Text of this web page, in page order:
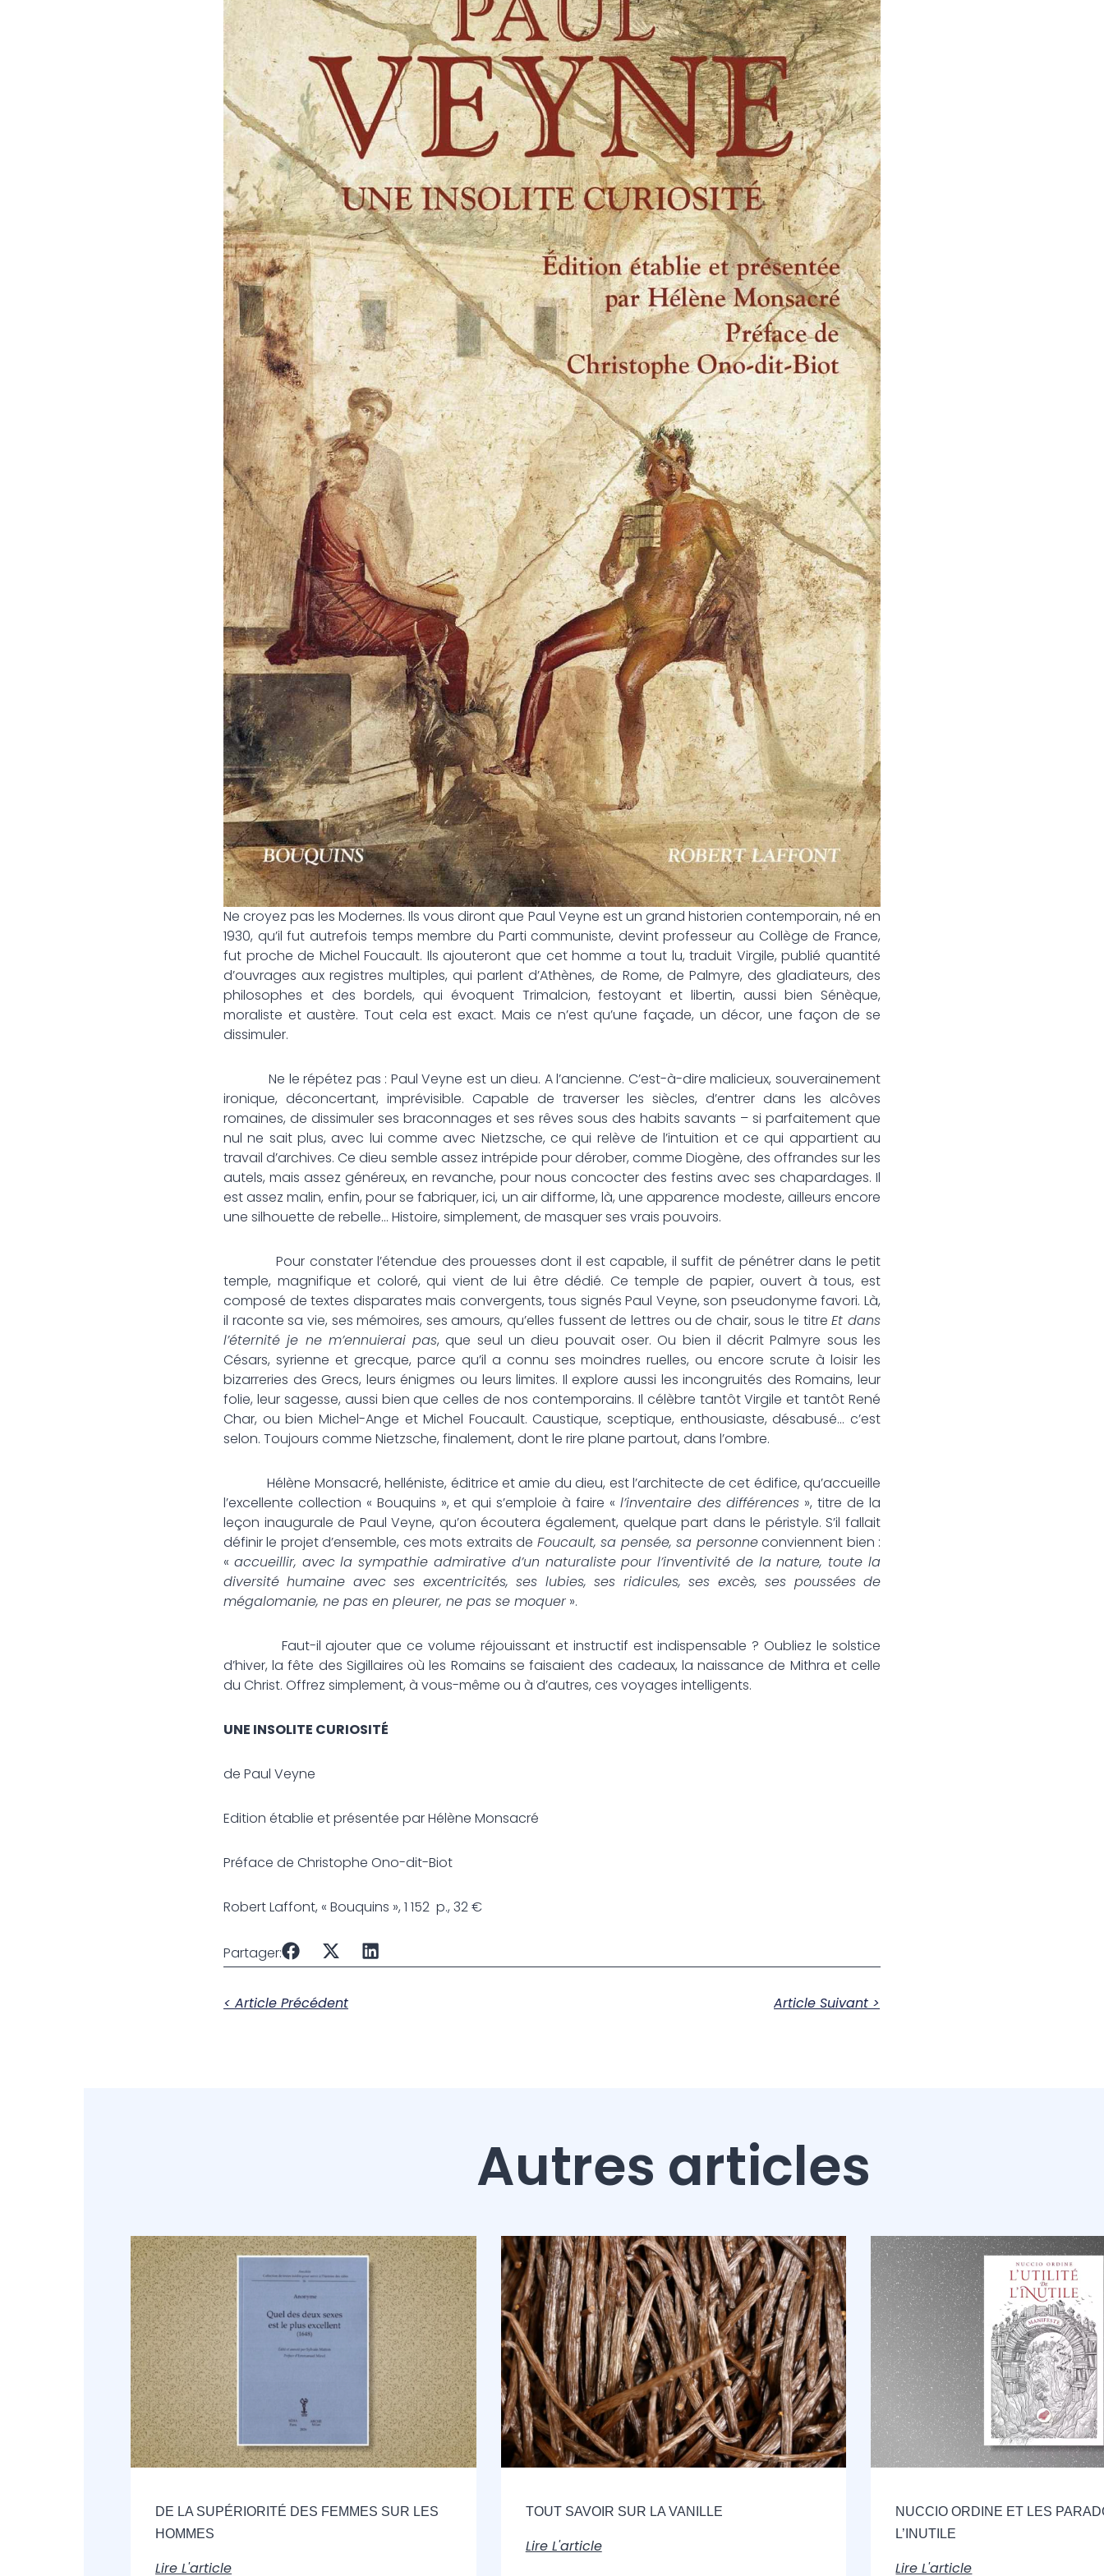
Ne croyez pas les Modernes. Ils vous diront que Paul Veyne est un grand historien contemporain, né en
1930, qu’il fut autrefois temps membre du Parti communiste, devint professeur au Collège de France,
fut proche de Michel Foucault. Ils ajouteront que cet homme a tout lu, traduit Virgile, publié quantité
d’ouvrages aux registres multiples, qui parlent d’Athènes, de Rome, de Palmyre, des gladiateurs, des
philosophes et des bordels, qui évoquent Trimalcion, festoyant et libertin, aussi bien Sénèque,
moraliste et austère. Tout cela est exact. Mais ce n’est qu’une façade, un décor, une façon de se
dissimuler.
Ne le répétez pas : Paul Veyne est un dieu. A l’ancienne. C’est-à-dire malicieux, souverainement
ironique, déconcertant, imprévisible. Capable de traverser les siècles, d’entrer dans les alcôves
romaines, de dissimuler ses braconnages et ses rêves sous des habits savants – si parfaitement que
nul ne sait plus, avec lui comme avec Nietzsche, ce qui relève de l’intuition et ce qui appartient au
travail d’archives. Ce dieu semble assez intrépide pour dérober, comme Diogène, des offrandes sur les
autels, mais assez généreux, en revanche, pour nous concocter des festins avec ses chapardages. Il
est assez malin, enfin, pour se fabriquer, ici, un air difforme, là, une apparence modeste, ailleurs encore
une silhouette de rebelle… Histoire, simplement, de masquer ses vrais pouvoirs.
Pour constater l’étendue des prouesses dont il est capable, il suffit de pénétrer dans le petit
temple, magnifique et coloré, qui vient de lui être dédié. Ce temple de papier, ouvert à tous, est
composé de textes disparates mais convergents, tous signés Paul Veyne, son pseudonyme favori. Là,
il raconte sa vie, ses mémoires, ses amours, qu’elles fussent de lettres ou de chair, sous le titreEt dans
l’éternité je ne m’ennuierai pas, que seul un dieu pouvait oser. Ou bien il décrit Palmyre sous les
Césars, syrienne et grecque, parce qu’il a connu ses moindres ruelles, ou encore scrute à loisir les
bizarreries des Grecs, leurs énigmes ou leurs limites. Il explore aussi les incongruités des Romains, leur
folie, leur sagesse, aussi bien que celles de nos contemporains. Il célèbre tantôt Virgile et tantôt René
Char, ou bien Michel-Ange et Michel Foucault. Caustique, sceptique, enthousiaste, désabusé… c’est
selon. Toujours comme Nietzsche, finalement, dont le rire plane partout, dans l’ombre.
Hélène Monsacré, helléniste, éditrice et amie du dieu, est l’architecte de cet édifice, qu’accueille
l’excellente collection « Bouquins », et qui s’emploie à faire « l’inventaire des différences », titre de la
leçon inaugurale de Paul Veyne, qu’on écoutera également, quelque part dans le péristyle. S’il fallait
définir le projet d’ensemble, ces mots extraits de Foucault, sa pensée, sa personneconviennent bien :
« accueillir, avec la sympathie admirative d’un naturaliste pour l’inventivité de la nature, toute la
diversité humaine avec ses excentricités, ses lubies, ses ridicules, ses excès, ses poussées de
mégalomanie, ne pas en pleurer, ne pas se moquer ».
Faut-il ajouter que ce volume réjouissant et instructif est indispensable ? Oubliez le solstice
d’hiver, la fête des Sigillaires où les Romains se faisaient des cadeaux, la naissance de Mithra et celle
du Christ. Offrez simplement, à vous-même ou à d’autres, ces voyages intelligents.
UNE INSOLITE CURIOSITÉ
de Paul Veyne
Edition établie et présentée par Hélène Monsacré
Préface de Christophe Ono-dit-Biot
Robert Laffont, « Bouquins », 1 152 p., 32 €
Partager:
< Article Précédent Article Suivant >
Autres articles
DE LA SUPÉRIORITÉ DES FEMMES SUR LES
HOMMES
Lire L'article
TOUT SAVOIR SUR LA VANILLE
Lire L'article
NUCCIO ORDINE ET LES
L’INUTILE
Lire L'article